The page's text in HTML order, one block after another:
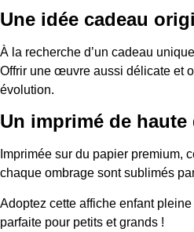
Une idée cadeau
À la recherche d’un cadeau
Offrir une œuvre aussi délicate et
évolution.
Un imprimé de
Imprimée sur du papier premium,
chaque ombrage sont sublimés
Adoptez cette affiche enfant
parfaite pour petits et grands !